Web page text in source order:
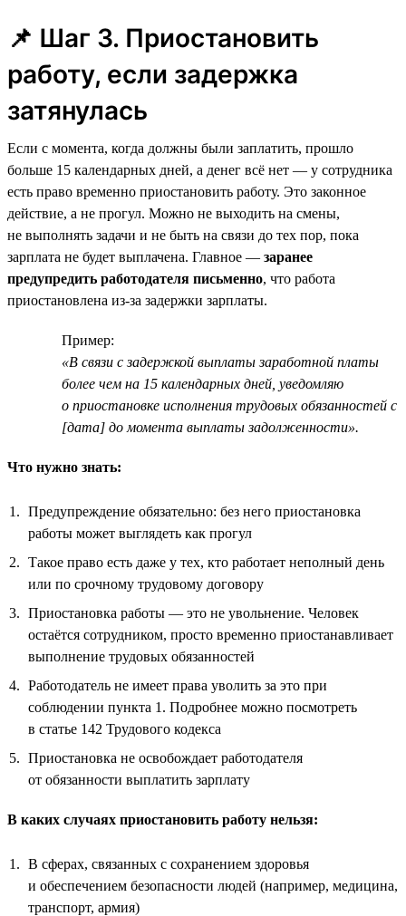
📌 Шаг 3. Приостановить
работу, если задержка
затянулась
Если с момента, когда должны были заплатить, прошло
больше 15 календарных дней, а денег всё нет — у сотрудника
есть право временно приостановить работу. Это законное
действие, а не прогул. Можно не выходить на смены,
не выполнять задачи и не быть на связи до тех пор, пока
зарплата не будет выплачена. Главное — заранее
предупредить работодателя письменно, что работа
приостановлена из-за задержки зарплаты.
Пример:
«В связи с задержкой выплаты заработной платы
более чем на 15 календарных дней, уведомляю
о приостановке исполнения трудовых обязанностей с
[дата] до момента выплаты задолженности».
Что нужно знать:
Предупреждение обязательно: без него приостановка
работы может выглядеть как прогул
Такое право есть даже у тех, кто работает неполный день
или по срочному трудовому договору
Приостановка работы — это не увольнение. Человек
остаётся сотрудником, просто временно приостанавливает
выполнение трудовых обязанностей
Работодатель не имеет права уволить за это при
соблюдении пункта 1. Подробнее можно посмотреть
в статье 142 Трудового кодекса
Приостановка не освобождает работодателя
от обязанности выплатить зарплату
В каких случаях приостановить работу нельзя:
В сферах, связанных с сохранением здоровья
и обеспечением безопасности людей (например, медицина,
транспорт, армия)